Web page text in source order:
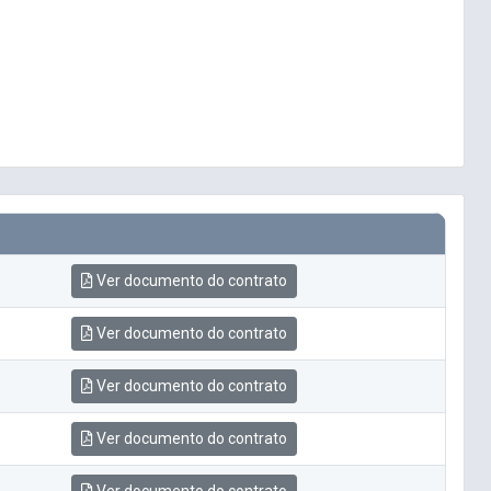
Ver documento do contrato
Ver documento do contrato
Ver documento do contrato
Ver documento do contrato